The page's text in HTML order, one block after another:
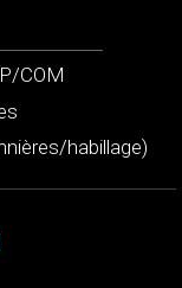
COM
habillage)